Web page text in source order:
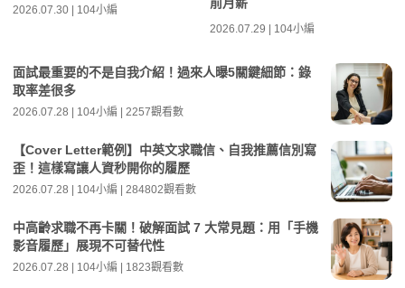
2026.07.30 | 104小編
2026.07.29 | 104小編
面試最重要的不是自我介紹！過來人曝5關鍵細節：錄
取率差很多
2026.07.28 | 104小編 | 2257觀看數
【Cover Letter範例】中英文求職信、自我推薦信別寫
歪！這樣寫讓人資秒開你的履歷
2026.07.28 | 104小編 | 284802觀看數
中高齡求職不再卡關！破解面試 7 大常見題：用「手機
影音履歷」展現不可替代性
2026.07.28 | 104小編 | 1823觀看數